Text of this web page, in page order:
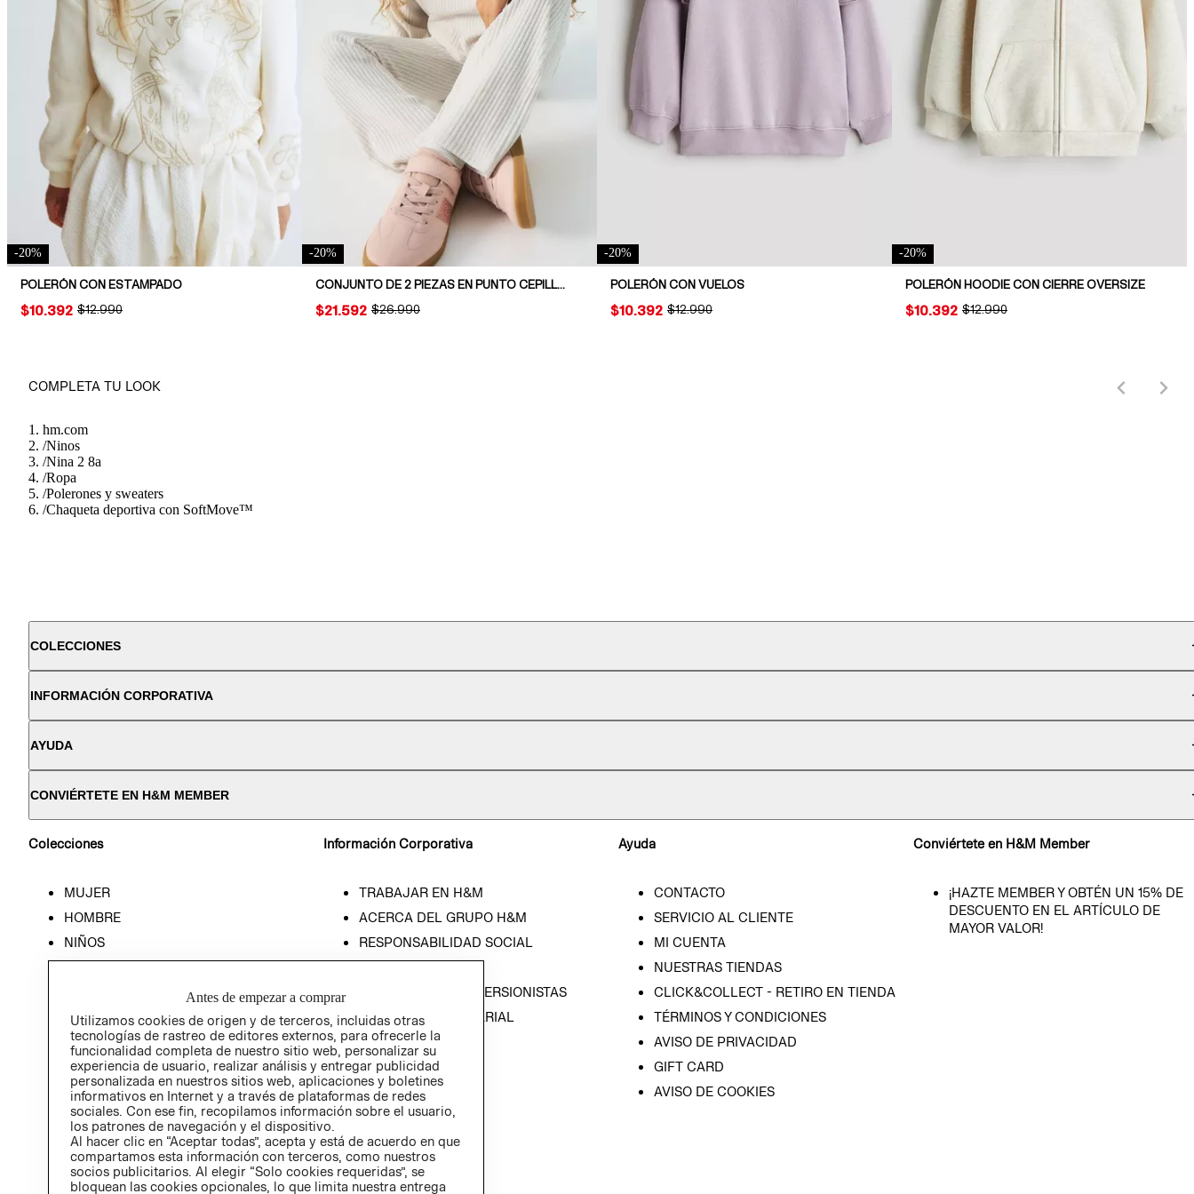
-20%
POLERÓN CON ESTAMPADO
ORIGINAL PRICE:
$12.990
PRICE:
$10.392
-20%
CONJUNTO DE 2 PIEZAS EN PUNTO CEPILLADO ACANALADO
ORIGINAL PRICE:
$26.990
PRICE:
$21.592
-20%
POLERÓN CON VUELOS
ORIGINAL PRICE:
$12.990
PRICE:
$10.392
-20%
POLERÓN HOODIE CON CIERRE OVERSIZE
ORIGINAL PRICE:
$12.990
PRICE:
$10.392
COMPLETA TU LOOK
hm.com
/Ninos
/Nina 2 8a
/Ropa
/Polerones y sweaters
/Chaqueta deportiva con SoftMove™
COLECCIONES
INFORMACIÓN CORPORATIVA
AYUDA
CONVIÉRTETE EN H&M MEMBER
Colecciones
MUJER
HOMBRE
NIÑOS
Información Corporativa
TRABAJAR EN H&M
ACERCA DEL GRUPO H&M
RESPONSABILIDAD SOCIAL
RELACIÓN CON INVERSIONISTAS
POLÍTICA EMPRESARIAL
Ayuda
CONTACTO
SERVICIO AL CLIENTE
MI CUENTA
NUESTRAS TIENDAS
CLICK&COLLECT - RETIRO EN TIENDA
TÉRMINOS Y CONDICIONES
AVISO DE PRIVACIDAD
GIFT CARD
AVISO DE COOKIES
Conviértete en H&M Member
¡HAZTE MEMBER Y OBTÉN UN 15% DE
DESCUENTO EN EL ARTÍCULO DE
MAYOR VALOR!
Antes de empezar a comprar
Utilizamos cookies de origen y de terceros, incluidas otras
tecnologías de rastreo de editores externos, para ofrecerle la
funcionalidad completa de nuestro sitio web, personalizar su
experiencia de usuario, realizar análisis y entregar publicidad
personalizada en nuestros sitios web, aplicaciones y boletines
informativos en Internet y a través de plataformas de redes
sociales. Con ese fin, recopilamos información sobre el usuario,
los patrones de navegación y el dispositivo.
Al hacer clic en “Aceptar todas”, acepta y está de acuerdo en que
compartamos esta información con terceros, como nuestros
socios publicitarios. Al elegir “Solo cookies requeridas”, se
bloquean las cookies opcionales, lo que limita nuestra entrega